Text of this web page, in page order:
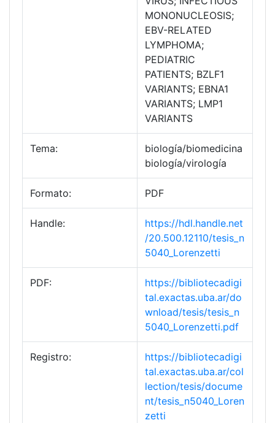
MONONUCLEOSIS;
EBV-RELATED
LYMPHOMA;
PEDIATRIC
PATIENTS; BZLF1
VARIANTS; EBNA1
VARIANTS; LMP1
VARIANTS
Tema:
biología/biomedicina
biología/virología
Formato: PDF
Handle:
https://hdl.handle.net
/20.500.12110/tesis_n
5040_Lorenzetti
PDF:
https://bibliotecadigi
tal.exactas.uba.ar/do
wnload/tesis/tesis_n
5040_Lorenzetti.pdf
Registro:
https://bibliotecadigi
tal.exactas.uba.ar/col
lection/tesis/docume
nt/tesis_n5040_Loren
zetti